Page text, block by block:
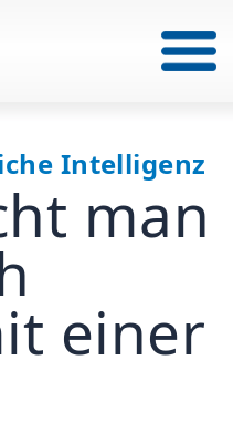
Intelligenz
man
einer